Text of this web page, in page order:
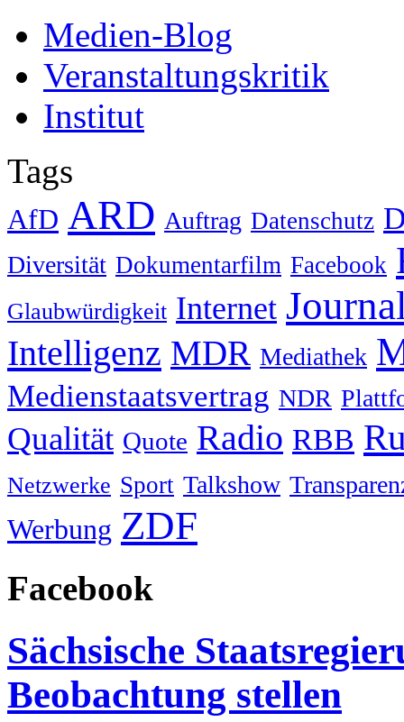
Medien-Blog
Veranstaltungskritik
Institut
Tags
AfD ARD Auftrag Datenschutz
Diversität Dokumentarfilm Facebook
Glaubwürdigkeit Internet
Intelligenz MDR Mediathek
Medienstaatsvertrag NDR
Qualität Quote Radio RBB
Netzwerke Sport Talkshow
Werbung ZDF
Facebook
Sächsische
Beobachtung stellen